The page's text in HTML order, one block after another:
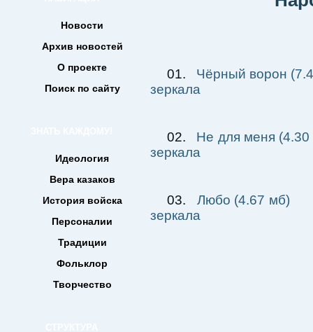
Новости
Архив новостей
О проекте
Поиск по сайту
Идеология
Вера казаков
История войска
Персоналии
Традиции
Фольклор
Творчество
01. Чёрный ворон
зеркала
02. Не для меня (4.30
зеркала
03.Любо (4.67 мб)
зеркала